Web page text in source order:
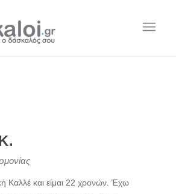
Καλλέ και είμαι 22 χρονών. Έχω